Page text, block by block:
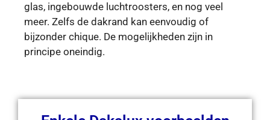
glas, ingebouwde luchtroosters, en nog veel
meer. Zelfs de dakrand kan eenvoudig of
bijzonder chique. De mogelijkheden zijn in
principe oneindig.